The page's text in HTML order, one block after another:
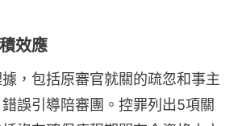
效應
，包括原審官就關的疏忽和事主
誤引導陪審團。控罪列出5項關